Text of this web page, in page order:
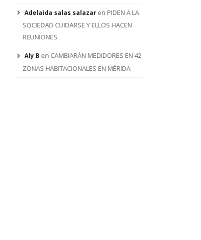
Estado y Ayuntamiento
de Mérida unen fuerzas
estrategia permanente de
descacharrización
Adelaida salas salazaren PIDEN A LA
SOCIEDAD CUIDARSE Y ELLOS HACEN
REUNIONES
Aly B en CAMBIARÁN MEDIDORES EN 42
ZONAS HABITACIONALES EN MÉRIDA